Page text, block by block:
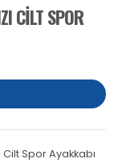
CILT SPOR
Cilt Spor Ayakkabı